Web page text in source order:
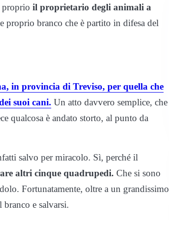
proprio il proprietario degli animali a
branco che è partito in difesa del
in provincia di Treviso, per quella che
suoi cani. Un atto davvero semplice, che
qualcosa è andato storto, al punto da
salvo per miracolo. Sì, perché il
altri cinque quadrupedi. Che si sono
Fortunatamente, oltre a un grandissimo
branco e salvarsi.